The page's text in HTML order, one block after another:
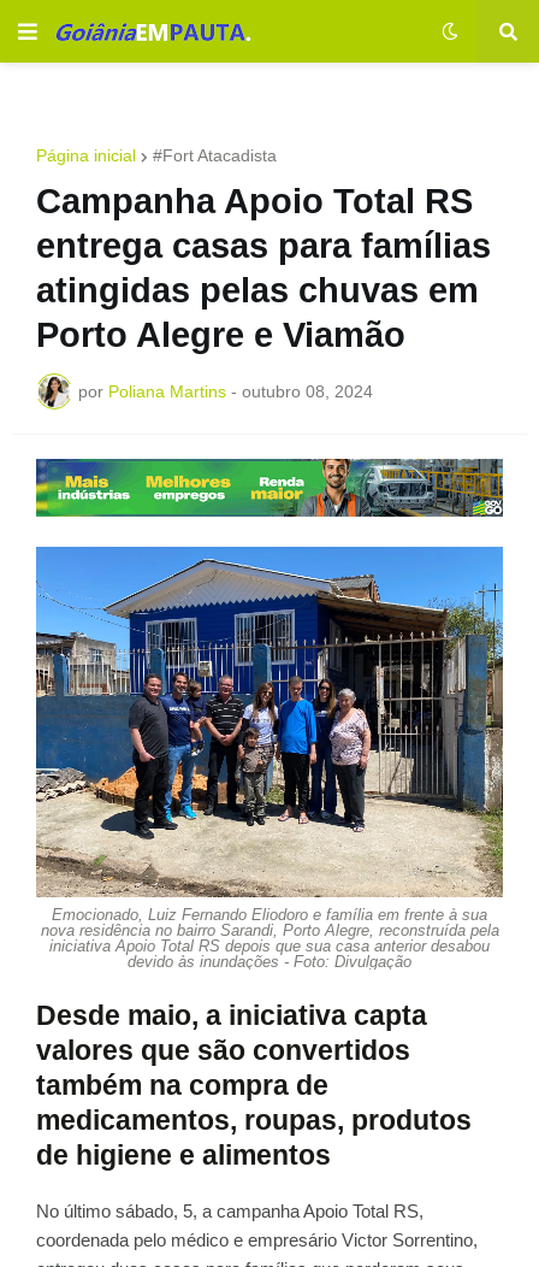
Página inicial #Fort Atacadista
Campanha Apoio Total RS
entrega casas para famílias
atingidas pelas chuvas em
Porto Alegre e Viamão
por Poliana Martins - outubro 08, 2024
Emocionado, Luiz Fernando Eliodoro e família em frente à sua
nova residência no bairro Sarandi, Porto Alegre, reconstruída pela
iniciativa Apoio Total RS depois que sua casa anterior desabou
devido às inundações - Foto: Divulgação
Desde maio, a iniciativa capta
valores que são convertidos
também na compra de
medicamentos, roupas, produtos
de higiene e alimentos
No último sábado, 5, a campanha Apoio Total RS,
coordenada pelo médico e empresário Victor Sorrentino,